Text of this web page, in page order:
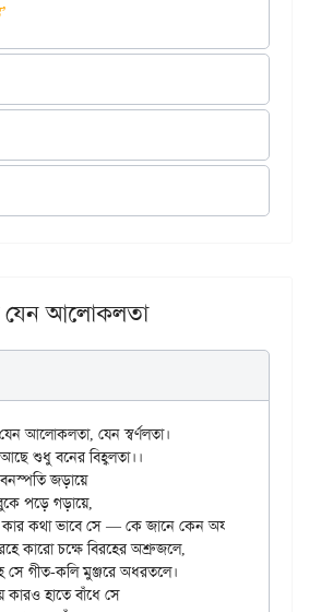
যেন আলোকলতা
আলোকলতা, যেন স্বর্ণলতা।
শুধু বনের বিহ্বলতা।।
কথা ভাবে সে — কে জানে কেন অযথা।।
কারো চক্ষে বিরহের অশ্রুজলে,
সে গীত-কলি মুঞ্জরে অধরতলে।